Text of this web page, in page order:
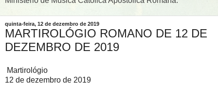
quinta-feira, 12 de dezembro de 2019
MARTIROLÓGIO ROMANO DE 12 DE
DEZEMBRO DE 2019
Martirológio
12 de dezembro de 2019